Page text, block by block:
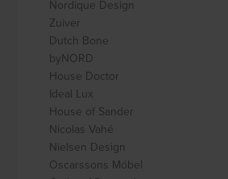
Nordique Design
Zuiver
Dutch Bone
byNORD
House Doctor
Ideal Lux
House of Sander
Nicolas Vahé
Nielsen Design
Oscarssons Móbel